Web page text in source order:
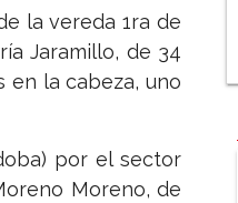
la vereda 1ra de
Jaramillo, de 34
en la cabeza, uno
por el sector
Moreno, de